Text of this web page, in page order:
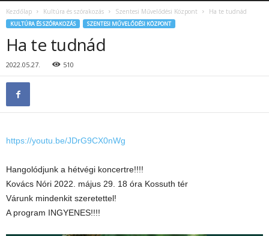
Kezdőlap Kultúra és szórakozás Szentesi Művelődési Központ Ha te tudnád
KULTÚRA ÉS SZÓRAKOZÁS SZENTESI MŰVELŐDÉSI KÖZPONT
Ha te tudnád
2022.05.27. 510
https://youtu.be/JDrG9CX0nWg
Hangolódjunk a hétvégi koncertre!!!!
Kovács Nóri 2022. május 29. 18 óra Kossuth tér
Várunk mindenkit szeretettel!
A program INGYENES!!!!